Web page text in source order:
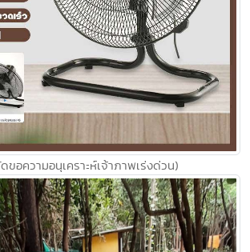
ขอความอนุเคราะห์เจ้าภาพเร่งด่วน)